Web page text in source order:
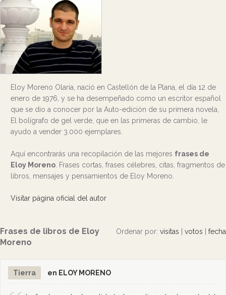
Eloy Moreno Olaria, nació en Castellón de la Plana, el día 12 de
enero de 1976, y se ha desempeñado como un escritor español
que se dio a conocer por la Auto-edición de su primera novela,
El bolígrafo de gel verde, que en las primeras de cambio, le
ayudo a vender 3.000 ejemplares.
Aquí encontrarás una recopilación de las mejores frases de
Eloy Moreno . Frases cortas, frases célebres, citas, fragmentos de
libros, mensajes y pensamientos de Eloy Moreno.
Visitar página oficial del autor
Ordenar por: visitas votos fecha
Frases de libros de Eloy
Moreno
Tierra en ELOY MORENO